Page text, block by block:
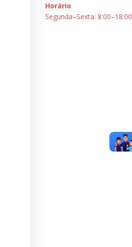
Horário
Segunda–Sexta: 8:00–18:00